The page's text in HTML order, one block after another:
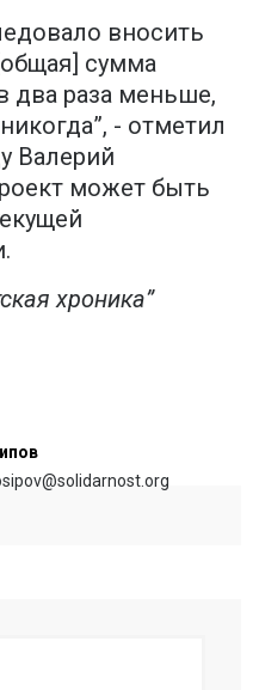
вносить
сумма
два раза меньше,
- отметил
Валерий
может быть
хроника”